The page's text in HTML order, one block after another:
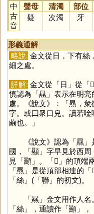
中
古
音
聲母 清濁 部位
疑
次濁 牙
形義通解
略說: 金文從日，下有絲
細之處。
詳解: 金文從「日 」從「𢆶
慎認為「㬎 」表示在明
處。《說文》：「㬎，
字。或曰衆口皃。讀若
繭也。」
《說文》認為「㬎
國，「顯」字早見於西周
見「顯」。「𢆶 」的頂端
「㬎 」是從頂部相連的「
「絲」(「聯」的初文)。
「㬎 」金文用作人
「絲」，通讀作「顯」，